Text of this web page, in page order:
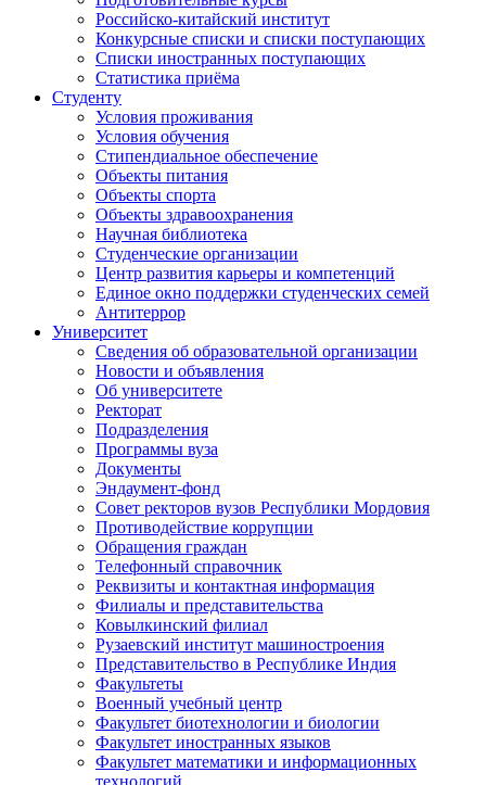
Российско-китайский институт
Конкурсные списки и списки поступающих
Списки иностранных поступающих
Статистика приёма
Студенту
Условия проживания
Условия обучения
Стипендиальное обеспечение
Объекты питания
Объекты спорта
Объекты здравоохранения
Научная библиотека
Студенческие организации
Центр развития карьеры и компетенций
Единое окно поддержки студенческих семей
Антитеррор
Университет
Сведения об образовательной организации
Новости и объявления
Об университете
Ректорат
Подразделения
Программы вуза
Документы
Эндаумент-фонд
Совет ректоров вузов Республики Мордовия
Противодействие коррупции
Обращения граждан
Телефонный справочник
Реквизиты и контактная информация
Филиалы и представительства
Ковылкинский филиал
Рузаевский институт машиностроения
Представительство в Республике Индия
Факультеты
Военный учебный центр
Факультет биотехнологии и биологии
Факультет иностранных языков
Факультет математики и информационных
технологий